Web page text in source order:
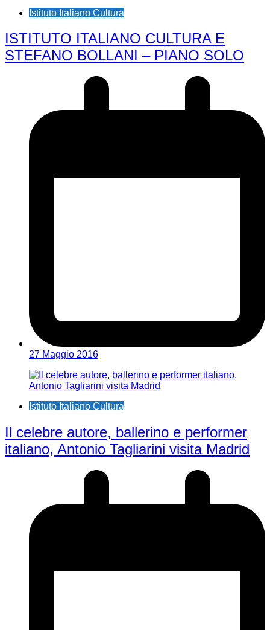
Istituto Italiano Cultura
ISTITUTO ITALIANO CULTURA E
STEFANO BOLLANI – PIANO SOLO
27 Maggio 2016
Istituto Italiano Cultura
Il celebre autore, ballerino e performer
italiano, Antonio Tagliarini visita Madrid